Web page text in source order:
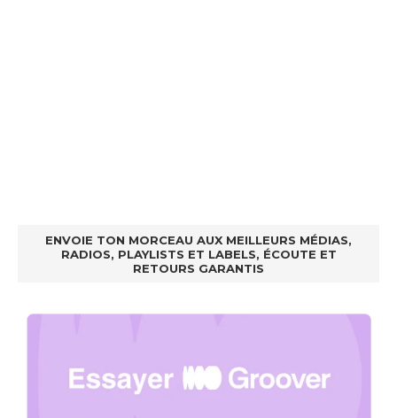
ENVOIE TON MORCEAU AUX MEILLEURS MÉDIAS,
RADIOS, PLAYLISTS ET LABELS, ÉCOUTE ET
RETOURS GARANTIS